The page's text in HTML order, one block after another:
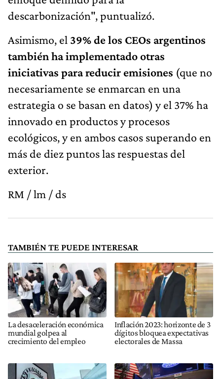
descarbonización", puntualizó.
Asimismo, el 39% de los CEOs argentinos
también ha implementado otras
iniciativas para reducir emisiones (que no
necesariamente se enmarcan en una
estrategia o se basan en datos) y el 37% ha
innovado en productos y procesos
ecológicos, y en ambos casos superando en
más de diez puntos las respuestas del
exterior.
RM / lm / ds
TAMBIÉN TE PUEDE INTERESAR
La desaceleración económica
mundial golpea al
crecimiento del empleo
Inflación 2023: horizonte de 3
dígitos bloquea expectativas
electorales de Massa